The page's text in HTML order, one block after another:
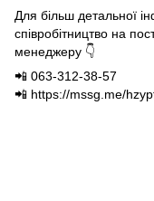
Для більш детальної
співробітництво на
менеджеру 👇
📲 063-312-38-57
📲 https://mssg.me/